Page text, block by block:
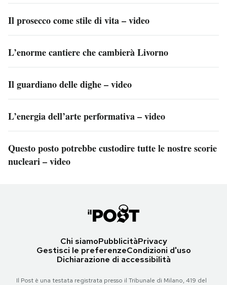
Il prosecco come stile di vita – video
L’enorme cantiere che cambierà Livorno
Il guardiano delle dighe – video
L’energia dell’arte performativa – video
Questo posto potrebbe custodire tutte le nostre scorie
nucleari – video
Chi siamoPubblicitàPrivacy
Gestisci le preferenzeCondizioni d'uso
Dichiarazione di accessibilità
Il Post è una testata registrata presso il Tribunale di Milano, 419 del